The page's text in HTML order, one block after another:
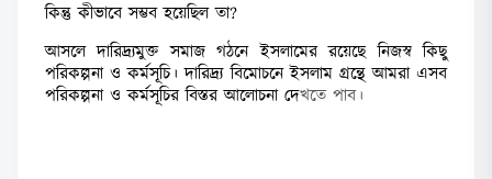
কিন্তু কীভাবে সম্ভব হয়েছিল তা?
আসলে দারিদ্র্যমুক্ত সমাজ গঠনে ইসলামের রয়েছে নিজস্ব কিছু
পরিকল্পনা ও কর্মসূচি। দারিদ্র্য বিমোচনে ইসলাম গ্রন্থে আমরা এসব
পরিকল্পনা ও কর্মসূচির বিস্তর আলোচনা দেখতে পাব।